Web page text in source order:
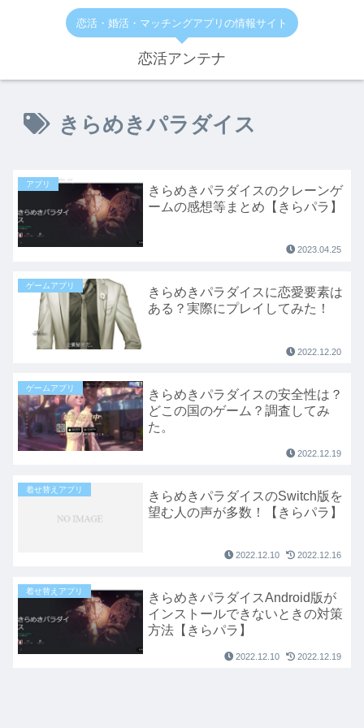
恋活・婚活・マッチングアプリの情報サイト
恋活アンテナ
きらめきパラダイス
アプリ
きらめきパラダイスのクレーンゲ
ームの感想等まとめ【きらパラ】
2023.04.25
ゲームアプリ
きらめきパラダイスに恋愛要素は
ある？実際にプレイしてみた！
2022.12.20
ゲームアプリ
きらめきパラダイスの安全性は？
どこの国のゲーム？調査してみ
た。
2022.12.19
着せ替えアプリ
きらめきパラダイスのSwitch版を
望む人の声が多数！【きらパラ】
2022.12.10 2022.12.16
着せ替えアプリ
きらめきパラダイスAndroid版が
インストールできないときの対策
方法【きらパラ】
2022.12.10 2022.12.19